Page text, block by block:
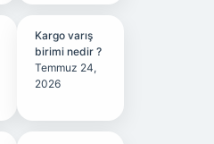
Kargo varış
birimi nedir ?
Temmuz 24,
2026